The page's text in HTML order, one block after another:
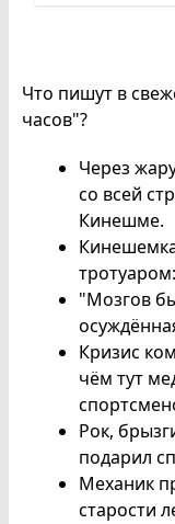
Что пишут в
часов"?
Через
со всей
Кинешме.
"Мозгов
Кризис
чём тут
Рок,
подарил
Механик
старости